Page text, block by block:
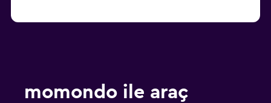
momondo ile araç